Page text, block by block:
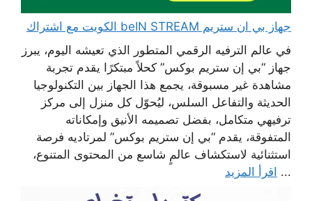
جهاز بي ان ستريم beIN STREAM الكويت مع اشتراك
في عالم الترفيه الرقمي المتطور الذي تعيشه اليوم، يبرز
جهاز “بي إن ستريم بوكس” كحلاً مبتكرًا يقدم تجربة
مشاهدة غير مسبوقة، يجمع هذا الجهاز بين التكنولوجيا
الحديثة والتفاعل السلس، ليُحوّل كل منزل إلى مركز
ترفيهي متكامل، بفضل تصميمه الأنيق وإمكاناته
المتفوقة، يقدم “بي إن ستريم بوكس” لمرتاديه فرصة
استثنائية لاستكشاف عالمٍ شاسع من المحتوى المتنوع،
... اقرأ المزيد